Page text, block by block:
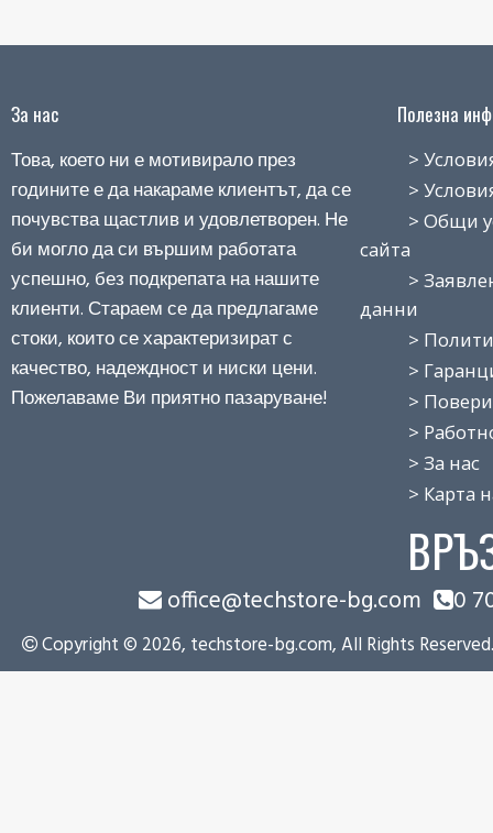
За нас
Това, което ни е мотивирало през
годините е да накараме клиентът, да се
почувства щастлив и удовлетворен. Не
би могло да си вършим работата
успешно, без подкрепата на нашите
клиенти. Стараем се да предлагаме
стоки, които се характеризират с
качество, надеждност и ниски цени.
Пожелаваме Ви приятно пазаруване!
Полезна
> Условия
> Условия
> Общи
сайта
>
данни
>
>
>
> Работно
> За нас
> Карта на
office@techstore-bg.com 0
Copyright © 2026, techstore-bg.com, All Rights Reserved.